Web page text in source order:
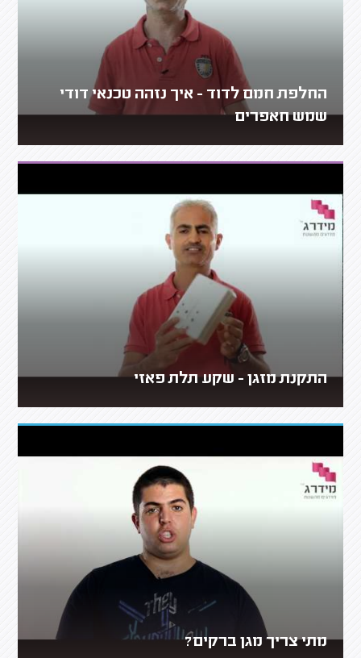
החלפת חמם לדוד - איך נזהה טכנאי דודי
שמש חאפרים
התקנת מזגן - שקע תלת פאזי
מתי צריך מגן ברקים?